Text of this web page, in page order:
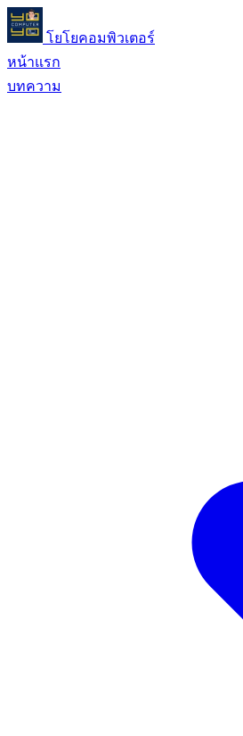
โยโยคอมพิวเตอร์
หน้าแรก
บทความ